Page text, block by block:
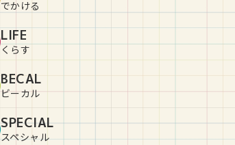
でかける
LIFE
くらす
BECAL
ビーカル
SPECIAL
スペシャル